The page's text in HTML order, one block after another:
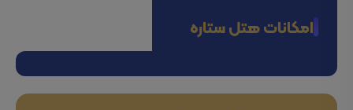
امکانات هتل ستاره